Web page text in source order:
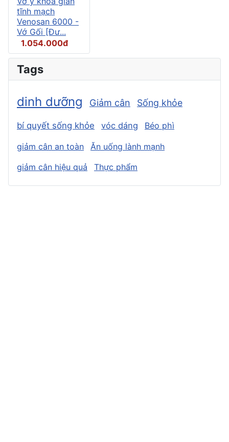
tĩnh mạch
Venosan 6000 -
Vớ Gối [Đư...
1.054.000đ
Tags
dinh dưỡng Giảm cân Sống khỏe
bí quyết sống khỏe vóc dáng Béo phì
giảm cân an toàn
Ăn uống lành mạnh
giảm cân hiệu quả
Thực phẩm